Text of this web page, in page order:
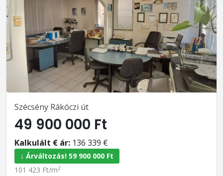
Szécsény Rákóczi út
49 900 000 Ft
Kalkulált € ár: 136 339 €
↓ Árváltozás! 59 900 000 Ft
101 423 Ft/m2